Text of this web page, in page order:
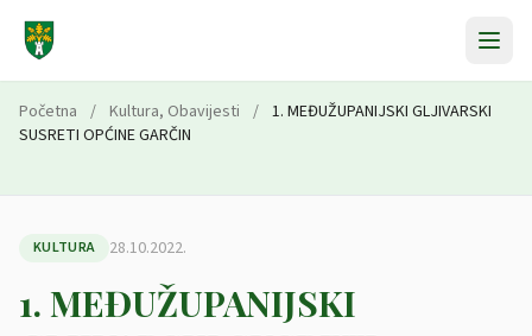
Početna / Kultura, Obavijesti / 1. MEĐUŽUPANIJSKI GLJIVARSKI
SUSRETI OPĆINE GARČIN
KULTURA 28.10.2022.
1. MEĐUŽUPANIJSKI